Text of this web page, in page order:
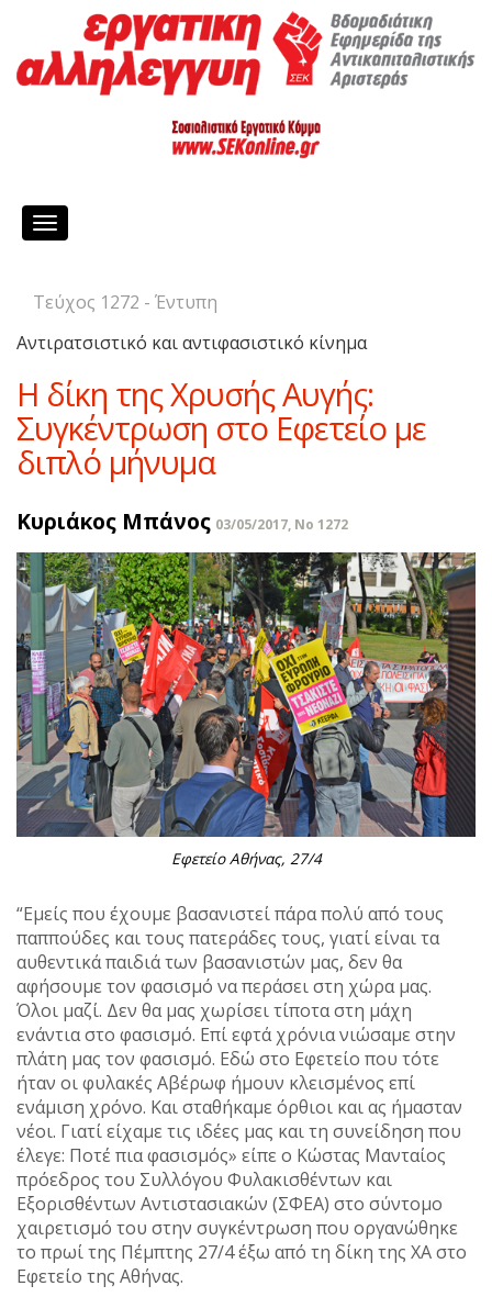
Toggle
Τεύχος 1272 - Έντυπη
Αντιρατσιστικό και αντιφασιστικό κίνημα
Η δίκη της Χρυσής Αυγής:
Συγκέντρωση στο Εφετείο με
διπλό μήνυμα
Κυριάκος Μπάνος 03/05/2017, No 1272
Εφετείο Αθήνας, 27/4
“Εμείς που έχουμε βασανιστεί πάρα πολύ από τους
παππούδες και τους πατεράδες τους, γιατί είναι τα
αυθεντικά παιδιά των βασανιστών μας, δεν θα
αφήσουμε τον φασισμό να περάσει στη χώρα μας.
Όλοι μαζί. Δεν θα μας χωρίσει τίποτα στη μάχη
ενάντια στο φασισμό. Επί εφτά χρόνια νιώσαμε στην
πλάτη μας τον φασισμό. Εδώ στο Εφετείο που τότε
ήταν οι φυλακές Αβέρωφ ήμουν κλεισμένος επί
ενάμιση χρόνο. Και σταθήκαμε όρθιοι και ας ήμασταν
νέοι. Γιατί είχαμε τις ιδέες μας και τη συνείδηση που
έλεγε: Ποτέ πια φασισμός» είπε ο Κώστας Μανταίος
πρόεδρος του Συλλόγου Φυλακισθέντων και
Εξορισθέντων Αντιστασιακών (ΣΦΕΑ) στο σύντομο
χαιρετισμό του στην συγκέντρωση που οργανώθηκε
το πρωί της Πέμπτης 27/4 έξω από τη δίκη της ΧΑ στο
Εφετείο της Αθήνας.